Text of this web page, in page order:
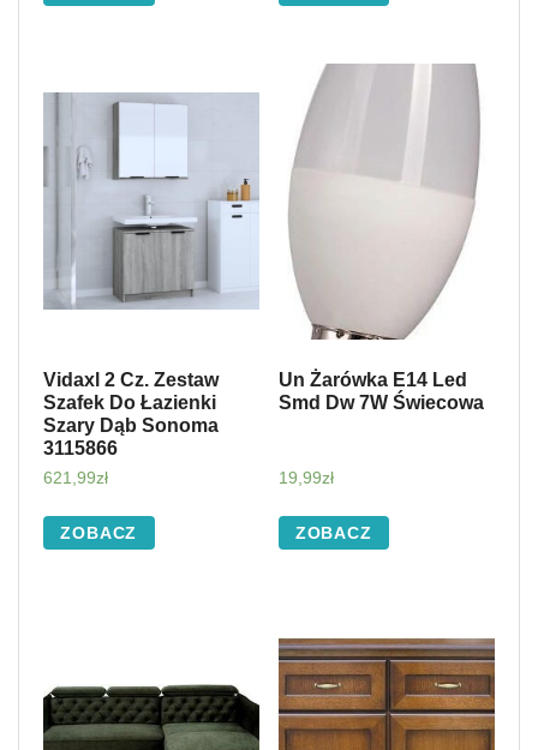
Vidaxl 2 Cz. Zestaw
Szafek Do Łazienki
Szary Dąb Sonoma
3115866
621,99zł
ZOBACZ
Un Żarówka E14 Led
Smd Dw 7W Świecowa
19,99zł
ZOBACZ